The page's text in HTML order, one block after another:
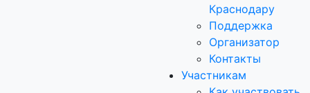
Краснодару
Поддержка
Организатор
Контакты
Участникам